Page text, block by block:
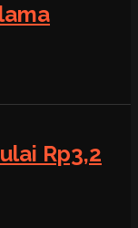
Rp3,2